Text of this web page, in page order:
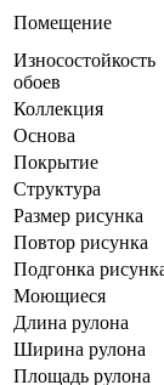
Помещение
Износостойкость
обоев
Коллекция
Основа
Покрытие
Структура
Размер рисунка
Повтор рисунка
Подгонка
Моющиеся
Длина рулона
Ширина рулона
Площадь рулона